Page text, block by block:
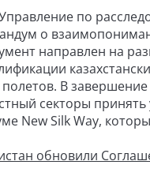
по
о
направлен на
В завершение
секторы
New Silk Way,
обновили